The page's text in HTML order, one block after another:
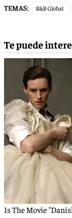
TEMAS: B&B Global